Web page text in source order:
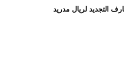
التجديد لريال مدريد